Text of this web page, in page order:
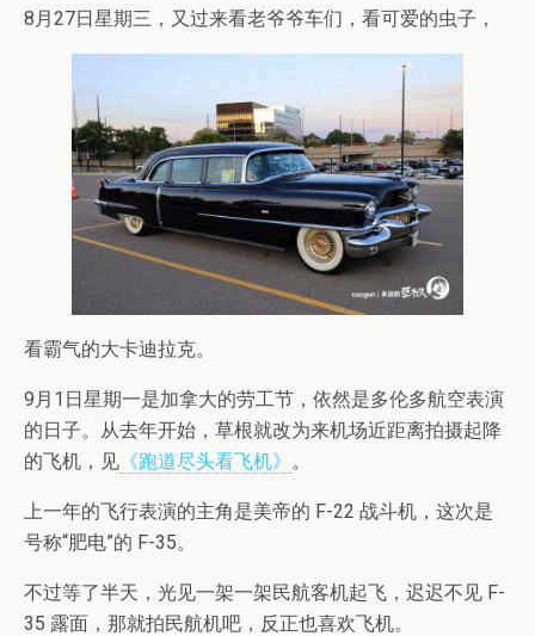
8月27日星期三，又过来看老爷爷车们，看可爱的虫子，
看霸气的大卡迪拉克。
9月1日星期一是加拿大的劳工节，依然是多伦多航空表演
的日子。从去年开始，草根就改为来机场近距离拍摄起降
的飞机，见 《跑道尽头看飞机》 。
上一年的飞行表演的主角是美帝的 F-22 战斗机，这次是
号称“肥电”的 F-35。
不过等了半天，光见一架一架民航客机起飞，迟迟不见 F-
35 露面，那就拍民航机吧，反正也喜欢飞机。